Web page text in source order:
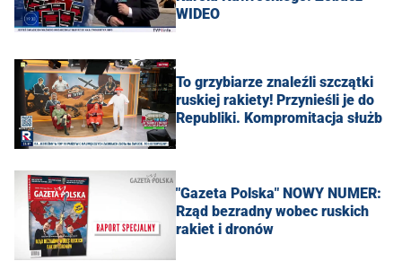
WIDEO
To grzybiarze znaleźli szczątki
ruskiej rakiety! Przynieśli je do
Republiki. Kompromitacja służb
"Gazeta Polska" NOWY NUMER:
Rząd bezradny wobec ruskich
rakiet i dronów